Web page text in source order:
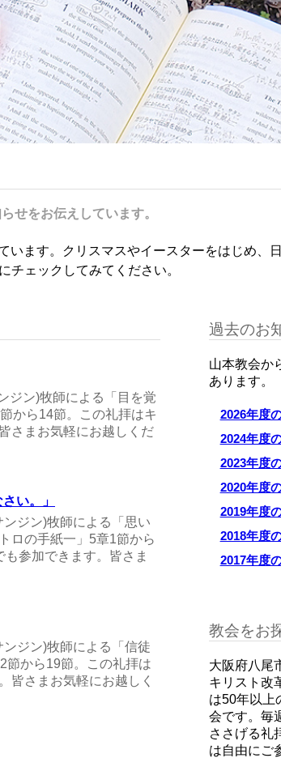
せをお伝えしています。
います。クリスマスやイースターをはじめ、
チェックしてみてください。
ジン)牧師による「目を覚
から14節。この礼拝はキ
さまお気軽にお越しくだ
い。」
ジン)牧師による「思い
ロの手紙一」5章1節から
参加できます。皆さま
ジン)牧師による「信徒
節から19節。この礼拝は
皆さまお気軽にお越しく
過去のお
山本教会か
あります。
2026年度
2024年度
2023年度
2020年度
2019年度
2018年度
2017年度
教会をお
大阪府八尾
キリスト改
は50年以上
会です。毎
ささげる礼
は自由にご